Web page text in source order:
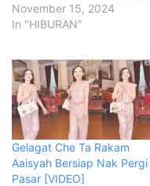
November 15, 2024
In "HIBURAN"
Gelagat Che Ta Rakam
Aaisyah Bersiap Nak Pergi
Pasar [VIDEO]